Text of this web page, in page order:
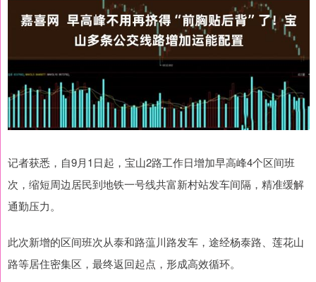
记者获悉，自9月1日起，宝山2路工作日增加早高峰4个区间班
次，缩短周边居民到地铁一号线共富新村站发车间隔，精准缓解
通勤压力。
此次新增的区间班次从泰和路蕰川路发车，途经杨泰路、莲花山
路等居住密集区，最终返回起点，形成高效循环。